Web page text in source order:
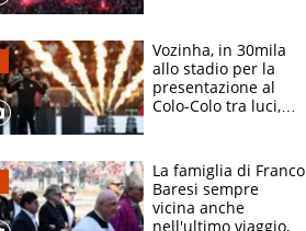
Vozinha, in 30mila
allo stadio per la
presentazione al
Colo-Colo tra luci,
La famiglia di Franco
Baresi sempre
vicina anche
nell'ultimo viaggio,